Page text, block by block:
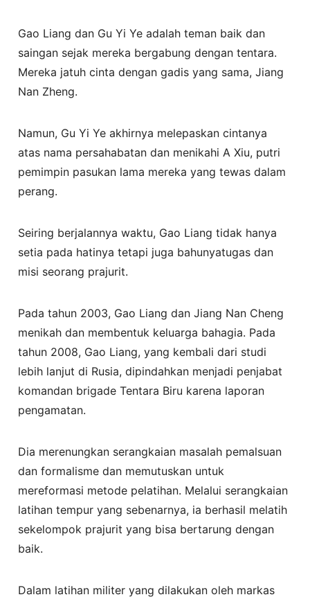
Gao Liang dan Gu Yi Ye adalah teman baik dan
saingan sejak mereka bergabung dengan tentara.
Mereka jatuh cinta dengan gadis yang sama, Jiang
Nan Zheng.
Namun, Gu Yi Ye akhirnya melepaskan cintanya
atas nama persahabatan dan menikahi A Xiu, putri
pemimpin pasukan lama mereka yang tewas dalam
perang.
Seiring berjalannya waktu, Gao Liang tidak hanya
setia pada hatinya tetapi juga bahunyatugas dan
misi seorang prajurit.
Pada tahun 2003, Gao Liang dan Jiang Nan Cheng
menikah dan membentuk keluarga bahagia. Pada
tahun 2008, Gao Liang, yang kembali dari studi
lebih lanjut di Rusia, dipindahkan menjadi penjabat
komandan brigade Tentara Biru karena laporan
pengamatan.
Dia merenungkan serangkaian masalah pemalsuan
dan formalisme dan memutuskan untuk
mereformasi metode pelatihan. Melalui serangkaian
latihan tempur yang sebenarnya, ia berhasil melatih
sekelompok prajurit yang bisa bertarung dengan
baik.
Dalam latihan militer yang dilakukan oleh markas